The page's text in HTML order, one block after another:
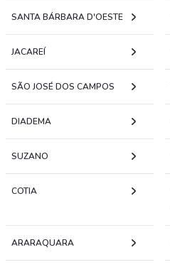
SANTA BÁRBARA D'OESTE
JACAREÍ
SÃO JOSÉ DOS CAMPOS
DIADEMA
SUZANO
COTIA
ARARAQUARA